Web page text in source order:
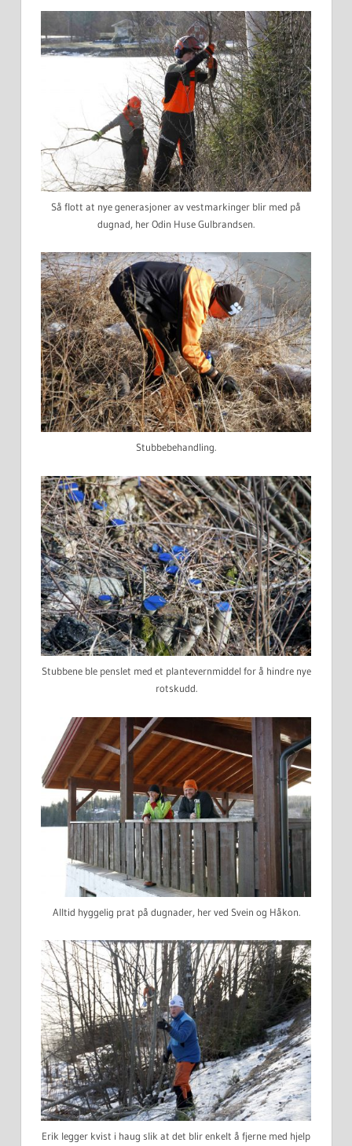
Så flott at nye generasjoner av vestmarkinger blir med på
dugnad, her Odin Huse Gulbrandsen.
Stubbebehandling.
Stubbene ble penslet med et plantevernmiddel for å hindre nye
rotskudd.
Alltid hyggelig prat på dugnader, her ved Svein og Håkon.
Erik legger kvist i haug slik at det blir enkelt å fjerne med hjelp